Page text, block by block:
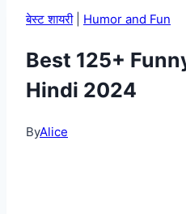
बेस्ट शायरी| Humor and Fun
Best 125+
Hindi 2024
ByAlice